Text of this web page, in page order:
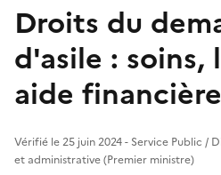
Droits du
d'asile : soins,
aide
Vérifié le 25 juin 2024 - Service Public
et administrative (Premier ministre)